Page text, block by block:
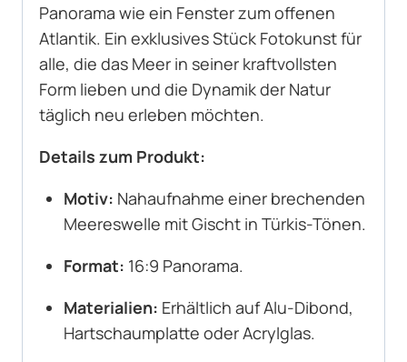
Panorama wie ein Fenster zum offenen
Atlantik. Ein exklusives Stück Fotokunst für
alle, die das Meer in seiner kraftvollsten
Form lieben und die Dynamik der Natur
täglich neu erleben möchten.
Details zum Produkt:
Motiv: Nahaufnahme einer brechenden
Meereswelle mit Gischt in Türkis-Tönen.
Format: 16:9 Panorama.
Materialien: Erhältlich auf Alu-Dibond,
Hartschaumplatte oder Acrylglas.